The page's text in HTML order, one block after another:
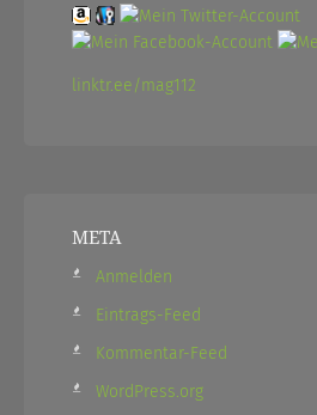
linktr.ee/mag112
META
Anmelden
Eintrags-Feed
Kommentar-Feed
WordPress.org